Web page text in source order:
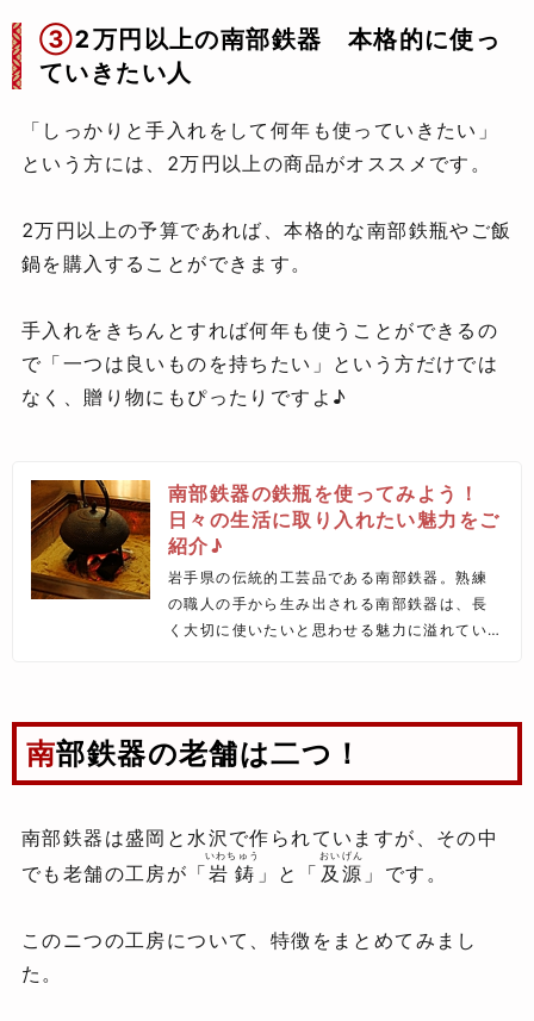
③2万円以上の南部鉄器 本格的に使っ
ていきたい人
「しっかりと手入れをして何年も使っていきたい」
という方には、2万円以上の商品がオススメです。
2万円以上の予算であれば、本格的な南部鉄瓶やご飯
鍋を購入することができます。
手入れをきちんとすれば何年も使うことができるの
で「一つは良いものを持ちたい」という方だけでは
なく、贈り物にもぴったりですよ♪
南部鉄器の鉄瓶を使ってみよう！
日々の生活に取り入れたい魅力をご
紹介♪
岩手県の伝統的工芸品である南部鉄器。熟練
の職人の手から生み出される南部鉄器は、長
く大切に使いたいと思わせる魅力に溢れてい
ご紹介しましょう！
南部鉄器の老舗は二つ！
南部鉄器は盛岡と水沢で作られていますが、その中
でも老舗の工房が「岩鋳
いわちゅう
」と「 及源
おいげん
」です。
このニつの工房について、特徴をまとめてみまし
た。